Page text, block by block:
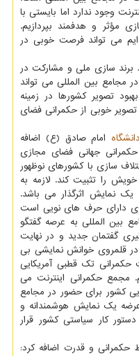
وجود ندارد اما بایستی با
مؤثر و هدفمند بپردازیم.
می تواند فرصت خوبی در
برند سازی ملی و مشارکت در
مجامع بین المللی می تواند
تصویر کشورها در زمینه
خوبی از حکمرانی فضای
دانشگاه امام صادق (ع) اضافه
جهانی فضای مجازی
سازی با کشورهای نوظهور
را تثبیت کند. لازمه به
یک نمایش اثرگذار می باشد.
دارای حرف های نویی است
بین المللی به عرصه گفتگو
گفتمان جدید و در نهایت
قلمروی خوانش نمایشی بی
حکمرانی تک قطبی آمریکایی
حکمرانی اینترنت می
کشور برای حضور در مجامع
یک نمایش هوشمندانه و
کار سیاستی کشور قرار
حکمرانی و قدرت اضافه کرد: